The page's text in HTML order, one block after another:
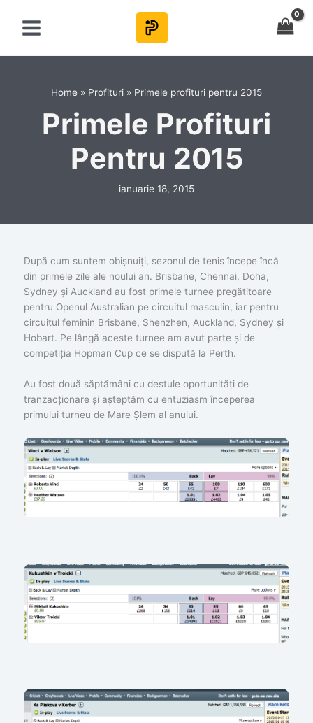
content
Home Profituri Primele profituri pentru 2015
Primele Profituri
Pentru 2015
ianuarie 18, 2015
După cum suntem obișnuiți, sezonul de tenis începe încă
din primele zile ale noului an. Brisbane, Chennai, Doha,
Sydney și Auckland au fost primele turnee pregătitoare
pentru Openul Australian pe circuitul masculin, iar pentru
circuitul feminin Brisbane, Shenzhen, Auckland, Sydney și
Hobart. Pe lângă aceste turnee am avut parte și de
competiția Hopman Cup ce se dispută la Perth.
Au fost două săptămâni cu destule oportunități de
tranzacționare și așteptăm cu entuziasm începerea
primului turneu de Mare Șlem al anului.